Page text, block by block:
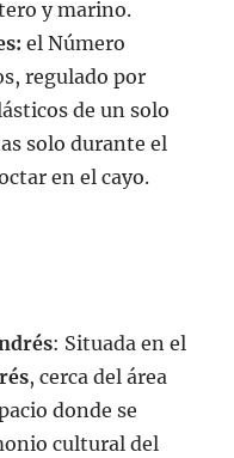
y marino.
el Número
regulado por
de un solo
solo durante el
en el cayo.
: Situada en el
, cerca del área
donde se
cultural del